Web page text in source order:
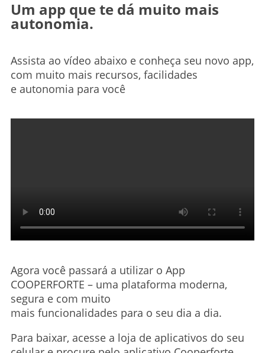
Um app que te dá muito mais
autonomia.
Assista ao vídeo abaixo e conheça seu novo app,
com muito mais recursos, facilidades
e autonomia para você
Agora você passará a utilizar o App
COOPERFORTE – uma plataforma moderna,
segura e com muito
mais funcionalidades para o seu dia a dia.
Para baixar, acesse a loja de aplicativos do seu